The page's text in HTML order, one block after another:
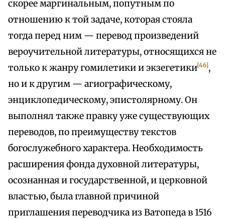
скорее маргинальным, попутным по
отношению к той задаче, которая стояла
тогда перед ним — перевод произведений
вероучительной литературы, относящихся не
только к жанру гомилетики и экзегетики[46],
но и к другим — агиографическому,
энциклопедическому, эпистолярному. Он
выполнял также правку уже существующих
переводов, по преимуществу текстов
богослужебного характера. Необходимость
расширения фонда духовной литературы,
осознанная и государственной, и церковной
властью, была главной причиной
приглашения переводчика из Ватопеда в 1516